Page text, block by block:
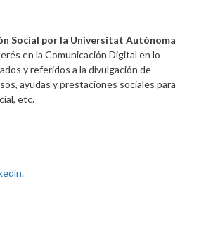
Social por la Universitat Autònoma
en la Comunicación Digital en lo
y referidos a la divulgación de
ayudas y prestaciones sociales para
etc.